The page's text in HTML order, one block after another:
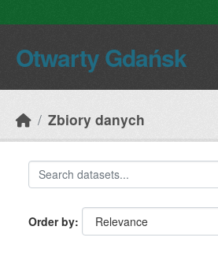
Otwarty Gdańsk
Zbiory danych
Order by